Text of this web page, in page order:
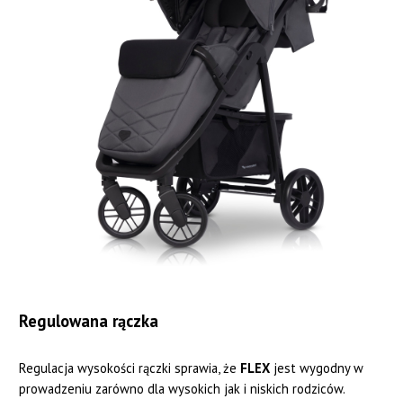
Regulowana rączka
Regulacja wysokości rączki sprawia, że FLEX jest wygodny w
prowadzeniu zarówno dla wysokich jak i niskich rodziców.